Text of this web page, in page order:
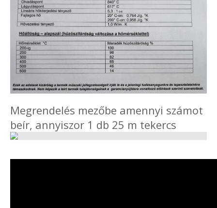
Megrendelés mezőbe amennyi számot
beír, annyiszor 1 db 25 m tekercs